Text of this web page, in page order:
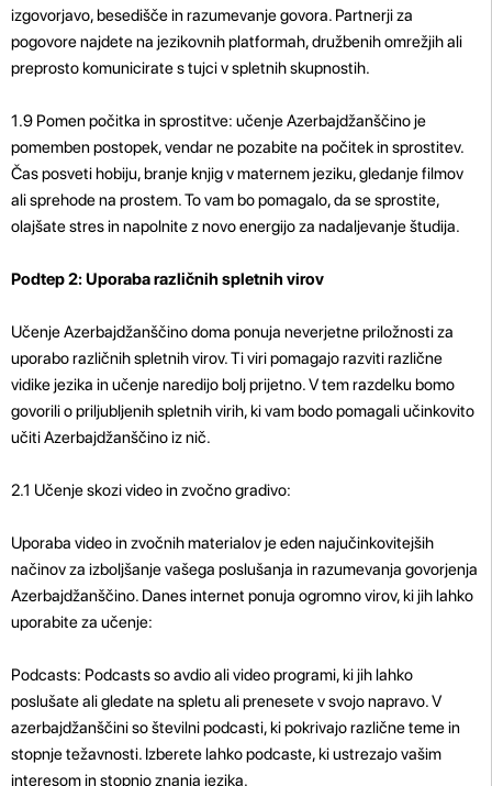
izgovorjavo, besedišče in razumevanje govora. Partnerji za
pogovore najdete na jezikovnih platformah, družbenih omrežjih ali
preprosto komunicirate s tujci v spletnih skupnostih.
1.9 Pomen počitka in sprostitve: učenje Azerbajdžanščino je
pomemben postopek, vendar ne pozabite na počitek in sprostitev.
Čas posveti hobiju, branje knjig v maternem jeziku, gledanje filmov
ali sprehode na prostem. To vam bo pomagalo, da se sprostite,
olajšate stres in napolnite z novo energijo za nadaljevanje študija.
Podtep 2: Uporaba različnih spletnih virov
Učenje Azerbajdžanščino doma ponuja neverjetne priložnosti za
uporabo različnih spletnih virov. Ti viri pomagajo razviti različne
vidike jezika in učenje naredijo bolj prijetno. V tem razdelku bomo
govorili o priljubljenih spletnih virih, ki vam bodo pomagali učinkovito
učiti Azerbajdžanščino iz nič.
2.1 Učenje skozi video in zvočno gradivo:
Uporaba video in zvočnih materialov je eden najučinkovitejših
načinov za izboljšanje vašega poslušanja in razumevanja govorjenja
Azerbajdžanščino. Danes internet ponuja ogromno virov, ki jih lahko
uporabite za učenje:
Podcasts: Podcasts so avdio ali video programi, ki jih lahko
poslušate ali gledate na spletu ali prenesete v svojo napravo. V
azerbajdžanščini so številni podcasti, ki pokrivajo različne teme in
stopnje težavnosti. Izberete lahko podcaste, ki ustrezajo vašim
interesom in stopnjo znanja jezika.